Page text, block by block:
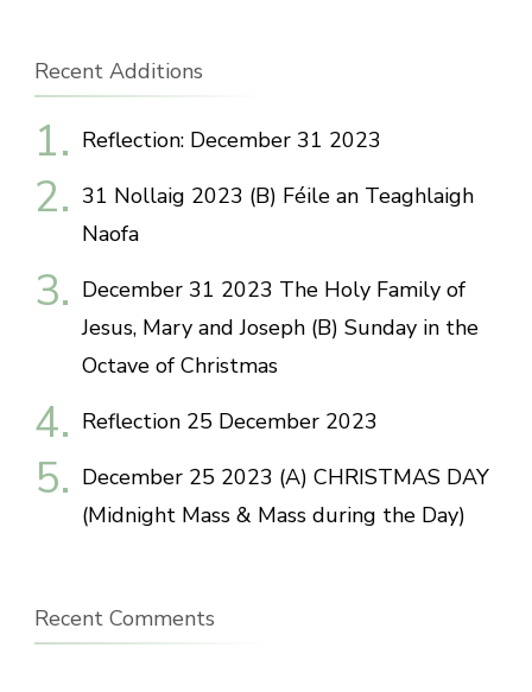
Recent Additions
Reflection: December 31 2023
31 Nollaig 2023 (B) Féile an Teaghlaigh
Naofa
December 31 2023 The Holy Family of
Jesus, Mary and Joseph (B) Sunday in the
Octave of Christmas
Reflection 25 December 2023
December 25 2023 (A) CHRISTMAS DAY
(Midnight Mass & Mass during the Day)
Recent Comments